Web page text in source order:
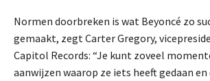
Normen doorbreken is wat Beyoncé zo
gemaakt, zegt Carter Gregory,
Capitol Records: “Je kunt zoveel
aanwijzen waarop ze iets heeft gedaan